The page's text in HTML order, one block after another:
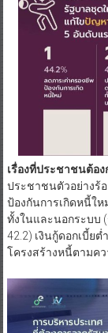
เรื่องที่ประชาชนต้อ
ประชาชนตัวอย่างร้
ป้องกันการเกิดหนี้ให
ทั้งในและนอกระบบ
42.2) เงินกู้ดอกเบี้ย
โครงสร้างหนี้ตามค